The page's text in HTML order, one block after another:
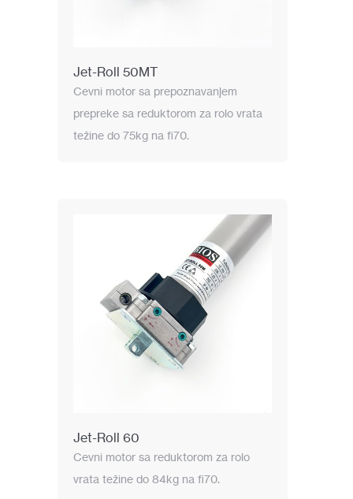
Jet-Roll 50MT
Cevni motor sa prepoznavanjem
prepreke sa reduktorom za rolo vrata
težine do 75kg na fi70.
Jet-Roll 60
Cevni motor sa reduktorom za rolo
vrata težine do 84kg na fi70.